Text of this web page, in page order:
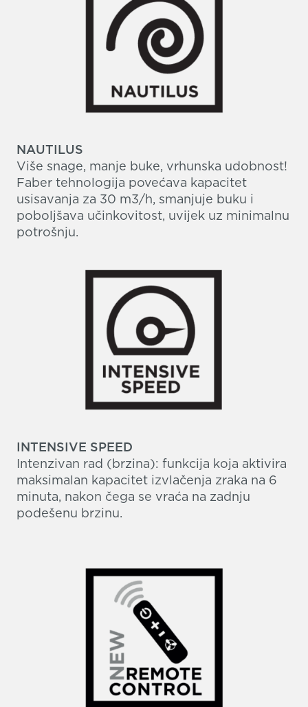
NAUTILUS
Više snage, manje buke, vrhunska udobnost!
Faber tehnologija povećava kapacitet
usisavanja za 30 m3/h, smanjuje buku i
poboljšava učinkovitost, uvijek uz minimalnu
potrošnju.
INTENSIVE SPEED
Intenzivan rad (brzina): funkcija koja aktivira
maksimalan kapacitet izvlačenja zraka na 6
minuta, nakon čega se vraća na zadnju
podešenu brzinu.